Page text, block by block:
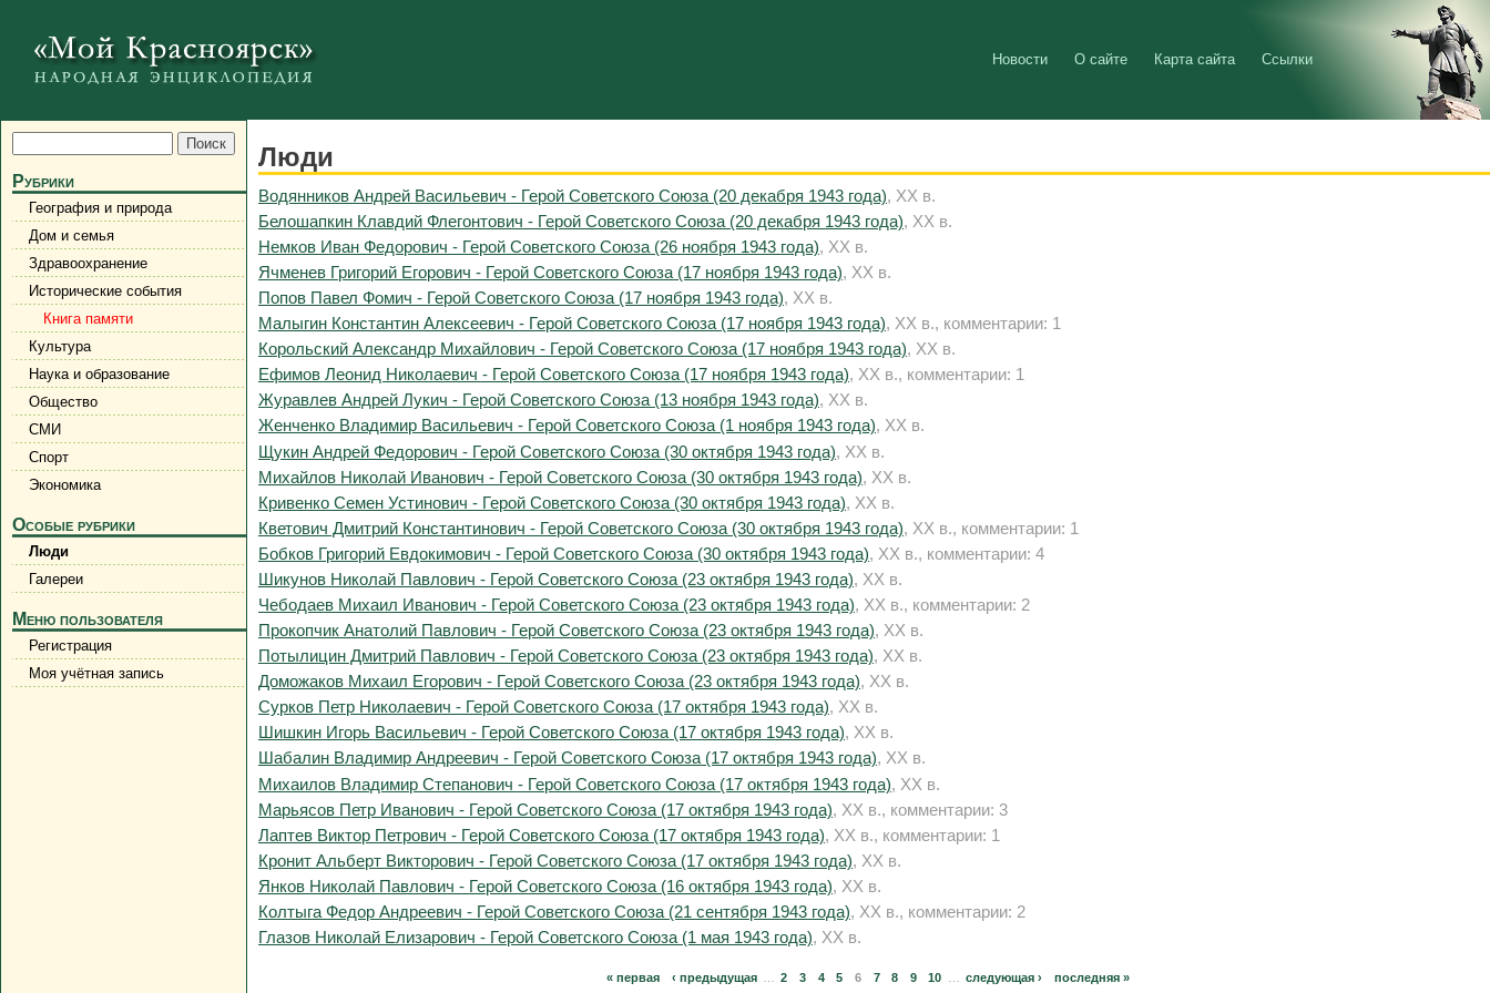
Новости О сайте Карта сайта Ссылки
Рубрики
География и природа
Дом и семья
Здравоохранение
Исторические события
Книга памяти
Культура
Наука и образование
Общество
СМИ
Спорт
Экономика
Особые рубрики
Люди
Галереи
Меню пользователя
Регистрация
Моя учётная запись
Люди
Водянников Андрей Васильевич - Герой Советского Союза (20 декабря 1943 года), XX в.
Белошапкин Клавдий Флегонтович - Герой Советского Союза (20 декабря 1943 года), XX в.
Немков Иван Федорович - Герой Советского Союза (26 ноября 1943 года), XX в.
Ячменев Григорий Егорович - Герой Советского Союза (17 ноября 1943 года), XX в.
Попов Павел Фомич - Герой Советского Союза (17 ноября 1943 года), XX в.
Малыгин Константин Алексеевич - Герой Советского Союза (17 ноября 1943 года), XX в., комментарии: 1
Корольский Александр Михайлович - Герой Советского Союза (17 ноября 1943 года), XX в.
Ефимов Леонид Николаевич - Герой Советского Союза (17 ноября 1943 года), XX в., комментарии: 1
Журавлев Андрей Лукич - Герой Советского Союза (13 ноября 1943 года), XX в.
Женченко Владимир Васильевич - Герой Советского Союза (1 ноября 1943 года), XX в.
Щукин Андрей Федорович - Герой Советского Союза (30 октября 1943 года), XX в.
Михайлов Николай Иванович - Герой Советского Союза (30 октября 1943 года), XX в.
Кривенко Семен Устинович - Герой Советского Союза (30 октября 1943 года), XX в.
Кветович Дмитрий Константинович - Герой Советского Союза (30 октября 1943 года), XX в., комментарии: 1
Бобков Григорий Евдокимович - Герой Советского Союза (30 октября 1943 года), XX в., комментарии: 4
Шикунов Николай Павлович - Герой Советского Союза (23 октября 1943 года), XX в.
Чебодаев Михаил Иванович - Герой Советского Союза (23 октября 1943 года), XX в., комментарии: 2
Прокопчик Анатолий Павлович - Герой Советского Союза (23 октября 1943 года), XX в.
Потылицин Дмитрий Павлович - Герой Советского Союза (23 октября 1943 года), XX в.
Доможаков Михаил Егорович - Герой Советского Союза (23 октября 1943 года), XX в.
Сурков Петр Николаевич - Герой Советского Союза (17 октября 1943 года), XX в.
Шишкин Игорь Васильевич - Герой Советского Союза (17 октября 1943 года), XX в.
Шабалин Владимир Андреевич - Герой Советского Союза (17 октября 1943 года), XX в.
Михаилов Владимир Степанович - Герой Советского Союза (17 октября 1943 года), XX в.
Марьясов Петр Иванович - Герой Советского Союза (17 октября 1943 года), XX в., комментарии: 3
Лаптев Виктор Петрович - Герой Советского Союза (17 октября 1943 года), XX в., комментарии: 1
Кронит Альберт Викторович - Герой Советского Союза (17 октября 1943 года), XX в.
Янков Николай Павлович - Герой Советского Союза (16 октября 1943 года), XX в.
Колтыга Федор Андреевич - Герой Советского Союза (21 сентября 1943 года), XX в., комментарии: 2
Глазов Николай Елизарович - Герой Советского Союза (1 мая 1943 года), XX в.
« первая ‹ предыдущая 2 3 4 5 6 7 8 9 10 следующая › последняя »